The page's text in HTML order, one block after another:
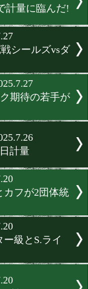
]2025.8.16
級戦ボール
量
]2025.8.16
ジで計量に臨
4冠戦シール
]2025.7.27
ランク期待の
]2025.7.26
前日計量